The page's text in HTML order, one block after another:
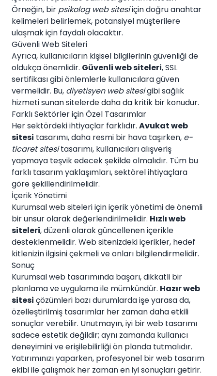
Örneğin, bir psikolog web sitesiiçin doğru anahtar
kelimeleri belirlemek, potansiyel müşterilere
ulaşmak için faydalı olacaktır.
Güvenli Web Siteleri
Ayrıca, kullanıcıların kişisel bilgilerinin güvenliği de
oldukça önemlidir. Güvenli web siteleri, SSL
sertifikası gibi önlemlerle kullanıcılara güven
vermelidir. Bu, diyetisyen web sitesigibi sağlık
hizmeti sunan sitelerde daha da kritik bir konudur.
Farklı Sektörler için Özel Tasarımlar
Her sektördeki ihtiyaçlar farklıdır. Avukat web
sitesi tasarımı, daha resmi bir hava taşırken, e-
ticaret sitesitasarımı, kullanıcıları alışveriş
yapmaya teşvik edecek şekilde olmalıdır. Tüm bu
farklı tasarım yaklaşımları, sektörel ihtiyaçlara
göre şekillendirilmelidir.
İçerik Yönetimi
Kurumsal web siteleri için içerik yönetimi de önemli
bir unsur olarak değerlendirilmelidir. Hızlı web
siteleri, düzenli olarak güncellenen içerikle
desteklenmelidir. Web sitenizdeki içerikler, hedef
kitlenizin ilgisini çekmeli ve onları bilgilendirmelidir.
Sonuç
Kurumsal web tasarımında başarı, dikkatli bir
planlama ve uygulama ile mümkündür. Hazır web
sitesi çözümleri bazı durumlarda işe yarasa da,
özelleştirilmiş tasarımlar her zaman daha etkili
sonuçlar verebilir. Unutmayın, iyi bir web tasarımı
sadece estetik değildir; aynı zamanda kullanıcı
deneyimini ve erişilebilirliği ön planda tutmalıdır.
Yatırımınızı yaparken, profesyonel bir web tasarım
ekibi ile çalışmak her zaman en iyi sonuçları getirir.